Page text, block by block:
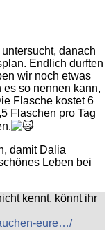
danach
Endlich durften
wir noch etwas
so nennen kann,
Flasche kostet 6
Flaschen pro Tag
damit Dalia
Leben bei
kennt, könnt ihr
eure…/